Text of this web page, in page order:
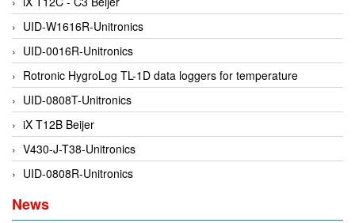
ERICHSEN
Erinda/Delta
ESA Automation Vietnam
Esa Pyronics
Euchner
EUCHNER GmbH + Co. KG VietNam
Eurotherm Vietnam
Evoqua
UID-W1616R-Unitronics
UID-0016R-Unitronics
Rotronic HygroLog TL-1D data loggers for temperature
UID-0808T-Unitronics
iX T12B Beijer
V430-J-T38-Unitronics
UID-0808R-Unitronics
News